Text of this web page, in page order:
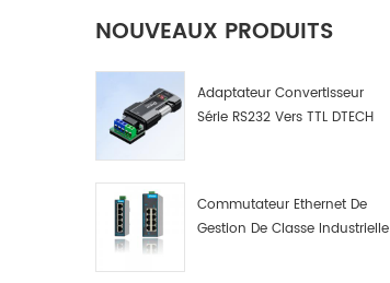
NOUVEAUX PRODUITS
Adaptateur Convertisseur
Série RS232 Vers TTL DTECH
Commutateur Ethernet De
Gestion De Classe Industrielle